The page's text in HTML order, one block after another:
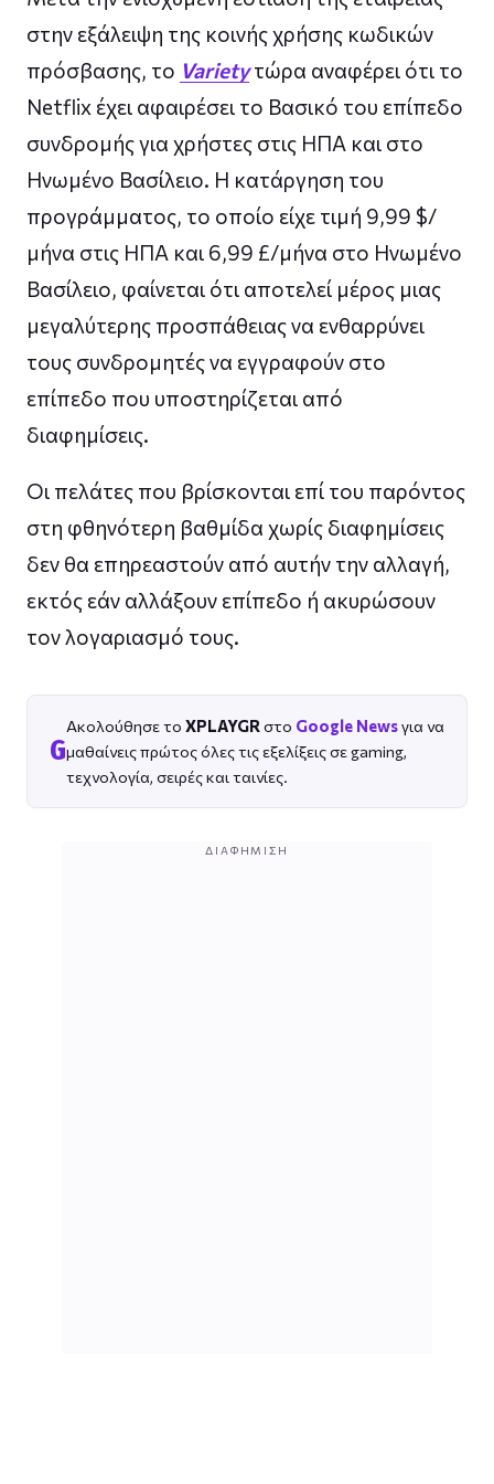
στην εξάλειψη της κοινής χρήσης κωδικών
πρόσβασης, το Varietyτώρα αναφέρει ότι το
Netflix έχει αφαιρέσει το Βασικό του επίπεδο
συνδρομής για χρήστες στις ΗΠΑ και στο
Ηνωμένο Βασίλειο. Η κατάργηση του
προγράμματος, το οποίο είχε τιμή 9,99 $/
μήνα στις ΗΠΑ και 6,99 £/μήνα στο Ηνωμένο
Βασίλειο, φαίνεται ότι αποτελεί μέρος μιας
μεγαλύτερης προσπάθειας να ενθαρρύνει
τους συνδρομητές να εγγραφούν στο
επίπεδο που υποστηρίζεται από
διαφημίσεις.
Οι πελάτες που βρίσκονται επί του παρόντος
στη φθηνότερη βαθμίδα χωρίς διαφημίσεις
δεν θα επηρεαστούν από αυτήν την αλλαγή,
εκτός εάν αλλάξουν επίπεδο ή ακυρώσουν
τον λογαριασμό τους.​​​​​​​
G
Ακολούθησε το XPLAYGR στο Google Newsγια να
μαθαίνεις πρώτος όλες τις εξελίξεις σε gaming,
τεχνολογία, σειρές και ταινίες.
ΔΙΑΦΉΜΙΣΗ